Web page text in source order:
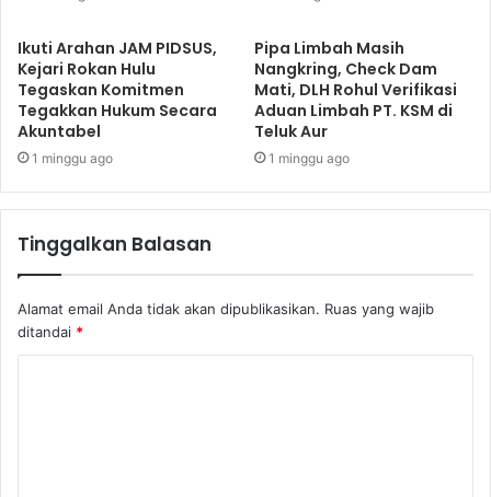
Ikuti Arahan JAM PIDSUS,
Kejari Rokan Hulu
Tegaskan Komitmen
Tegakkan Hukum Secara
Akuntabel
1 minggu ago
Pipa Limbah Masih
Nangkring, Check Dam
Mati, DLH Rohul Verifikasi
Aduan Limbah PT. KSM di
Teluk Aur
1 minggu ago
Tinggalkan Balasan
Alamat email Anda tidak akan dipublikasikan. Ruas yang wajib
ditandai *